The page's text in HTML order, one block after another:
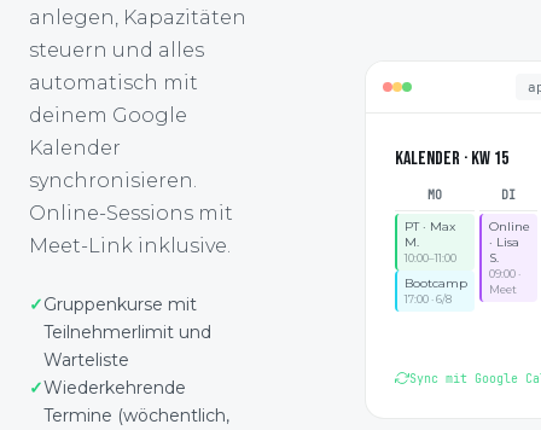
anlegen, Kapazitäten
steuern und alles
automatisch mit
deinem Google
Kalender
synchronisieren.
Online-Sessions mit
Meet-Link inklusive.
Gruppenkurse mit
Teilnehmerlimit und
Warteliste
Wiederkehrende
Termine (wöchentlich,
KALENDER · KW 15
MO
PT · Max
M.
10:00–11:00
Bootcamp
17:00 · 6/8
DI
Online
· Lisa
S.
09:00 ·
Meet
Sync mit Google